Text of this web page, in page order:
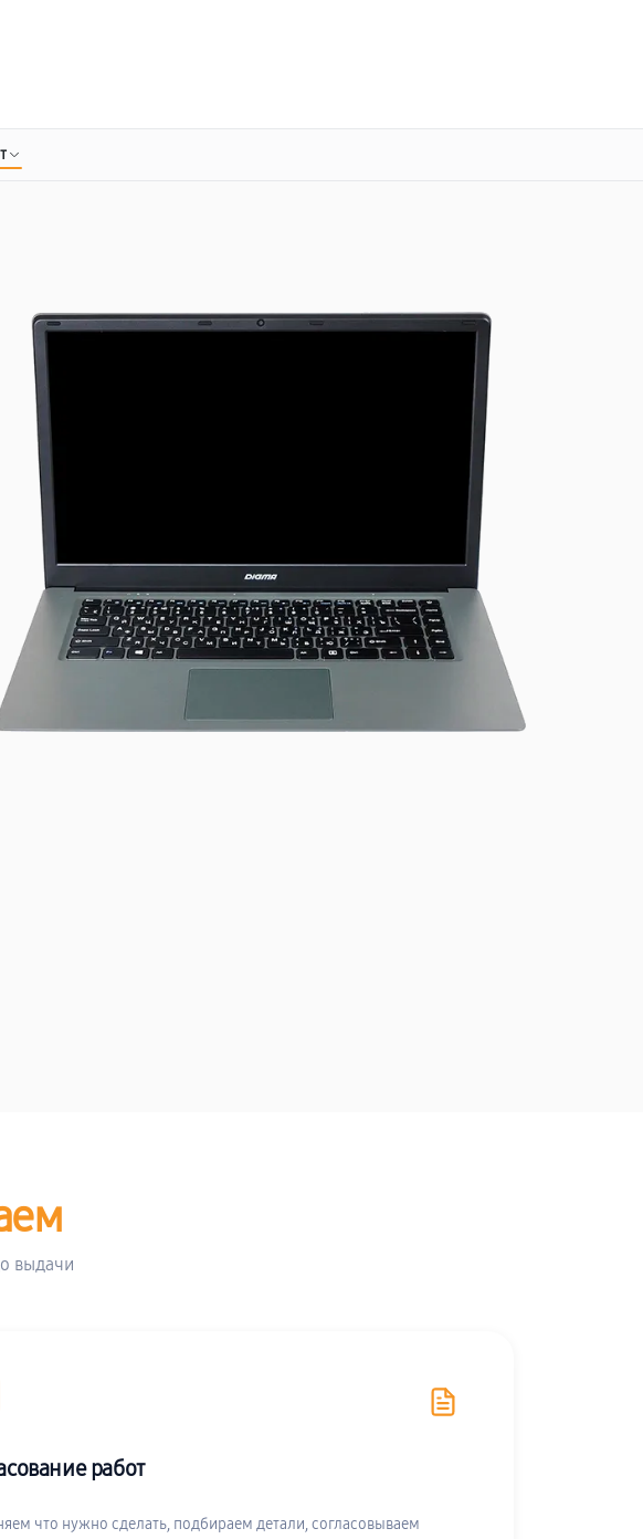
выдачи
работ
что нужно сделать, подбираем детали, согласовываем